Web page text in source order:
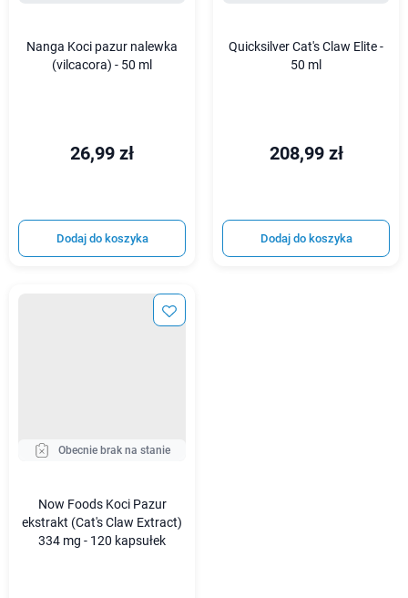
Nanga Koci pazur nalewka
(vilcacora) - 50 ml
26,99 zł
Dodaj do koszyka
Quicksilver Cat's Claw Elite -
50 ml
208,99 zł
Dodaj do koszyka
Obecnie brak na stanie
Now Foods Koci Pazur
ekstrakt (Cat's Claw Extract)
334 mg - 120 kapsułek